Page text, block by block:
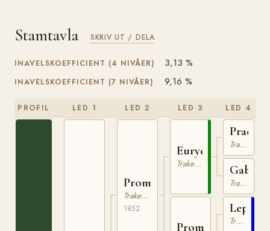
Stamtavla SKRIV UT / DELA
INAVELSKOEFFICIENT (4 NIVÅER) 3,13 %
INAVELSKOEFFICIENT (7 NIVÅER) 9,16 %
PROFIL LED 1 LED 2
Promoter
Trakehner
1852
LED 3
Eurydamus
Trakehner
Promise
LED 4
Praetor
Trakehner
Trakehner
Trakehner